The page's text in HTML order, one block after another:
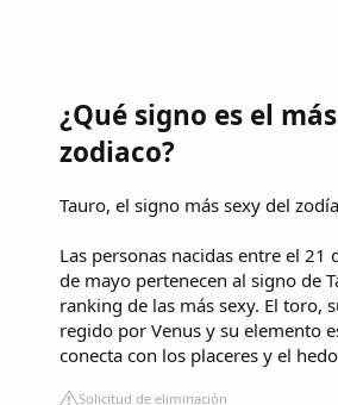
¿Qué signo es el
zodiaco?
Tauro, el signo más sexy del
Las personas nacidas entre el 21
de mayo pertenecen al signo de
ranking de las más sexy. El toro,
regido por Venus y su elemento
conecta con los placeres y el
Solicitud de eliminación